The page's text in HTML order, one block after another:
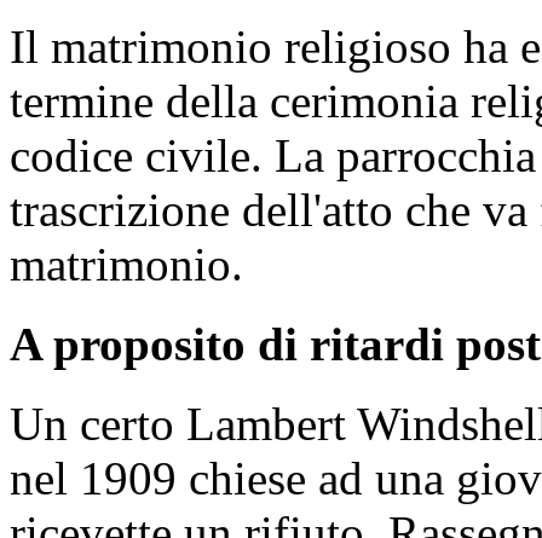
Il matrimonio religioso ha
termine della cerimonia
codice civile. La
trascrizione dell'atto che
matrimonio.
A proposito di ritardi
Un certo Lambert
nel 1909 chiese ad una